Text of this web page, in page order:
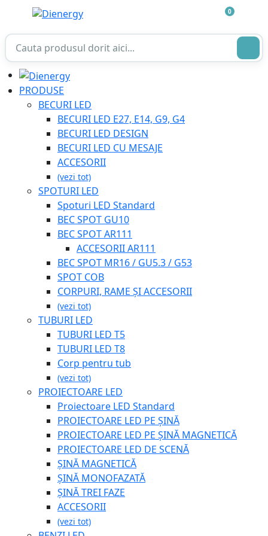
0
PRODUSE
BECURI LED
BECURI LED E27, E14, G9, G4
BECURI LED DESIGN
BECURI LED CU MESAJE
ACCESORII
(vezi tot)
SPOTURI LED
Spoturi LED Standard
BEC SPOT GU10
BEC SPOT AR111
ACCESORII AR111
BEC SPOT MR16 / GU5.3 / G53
SPOT COB
CORPURI, RAME ȘI ACCESORII
(vezi tot)
TUBURI LED
TUBURI LED T5
TUBURI LED T8
Corp pentru tub
(vezi tot)
PROIECTOARE LED
Proiectoare LED Standard
PROIECTOARE LED PE ȘINĂ
PROIECTOARE LED PE ȘINĂ MAGNETICĂ
PROIECTOARE LED DE SCENĂ
ȘINĂ MAGNETICĂ
ȘINĂ MONOFAZATĂ
ȘINĂ TREI FAZE
ACCESORII
(vezi tot)